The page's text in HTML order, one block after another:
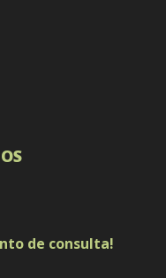
de consulta!